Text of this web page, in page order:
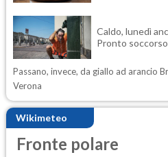
Caldo, lunedì
Pronto
Passano, invece, da giallo ad arancio
Verona
Wikimeteo
Fronte polare